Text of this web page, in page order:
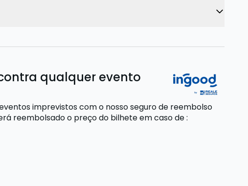
qualquer evento
imprevistos com o nosso seguro de reembolso
reembolsado o preço do bilheteem caso de: